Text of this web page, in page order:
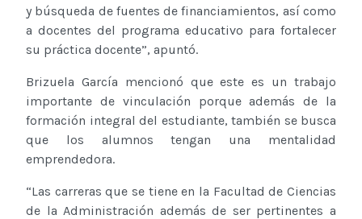
y búsqueda de fuentes de financiamientos, así como
a docentes del programa educativo para fortalecer
su práctica docente”, apuntó.
Brizuela García mencionó que este es un trabajo
importante de vinculación porque además de la
formación integral del estudiante, también se busca
que los alumnos tengan una mentalidad
emprendedora.
“Las carreras que se tiene en la Facultad de Ciencias
de la Administración además de ser pertinentes a